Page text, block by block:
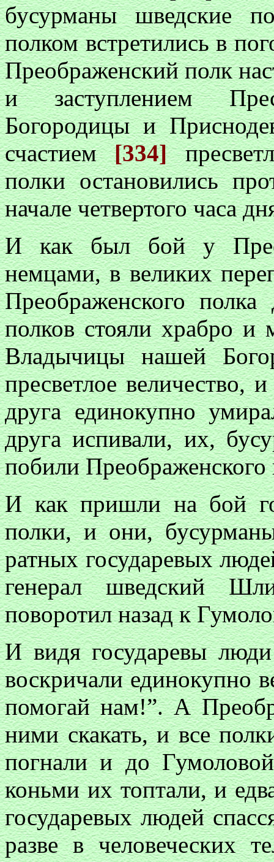
бусурманы шведские
полком встретились в
Преображенский полк
и заступлением
Богородицы и
счастием[334]
полки остановились
начале четвертого часа
И как был бой у
немцами, в великих
Преображенского
полков стояли храбро и
Владычицы нашей
пресветлое величество,
друга единокупно
друга испивали, их,
побили Преображенского
И как пришли на бой
полки, и они,
ратных государевых
генерал шведский
поворотил назад к
И видя государевы
воскричали единокупно
помогай нам!”. А
ними скакать, и все
погнали и до
коньми их топтали, и
государевых людей
разве в человеческих